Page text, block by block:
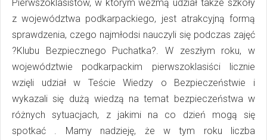
Pierwszoklasistów, w którym wezmą udział także szkoły
z województwa podkarpackiego, jest atrakcyjną formą
sprawdzenia, czego najmłodsi nauczyli się podczas zajęć
?Klubu Bezpiecznego Puchatka?. W zeszłym roku, w
województwie podkarpackim pierwszoklasiści licznie
wzięli udział w Teście Wiedzy o Bezpieczeństwie i
wykazali się dużą wiedzą na temat bezpieczeństwa w
różnych sytuacjach, z jakimi na co dzień mogą się
spotkać . Mamy nadzieję, że w tym roku liczba